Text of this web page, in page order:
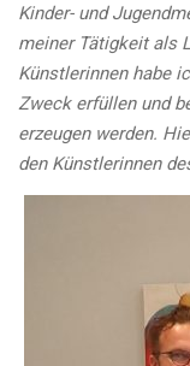
Kinder- und
meiner Tätigkeit als
Künstlerinnen habe
Zweck erfüllen und
erzeugen werden.
den Künstlerinnen